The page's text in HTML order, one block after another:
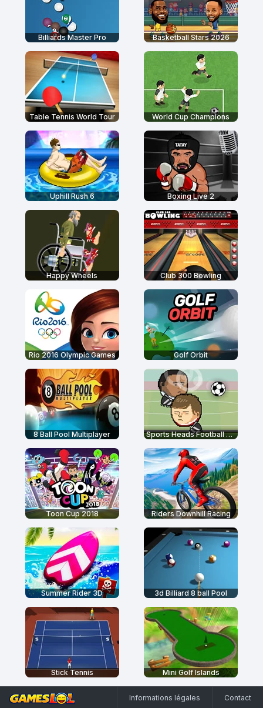
Billiards Master Pro Basketball Stars 2026
Table Tennis World Tour World Cup Champions
Uphill Rush 6 Boxing Live 2
Happy Wheels Club 300 Bowling
Rio 2016 Olympic Games Golf Orbit
8 Ball Pool Multiplayer Sports Heads Football Championship
Toon Cup 2018 Riders Downhill Racing
Summer Rider 3D 3d Billiard 8 ball Pool
Stick Tennis Mini Golf Islands
Informations légales Contact